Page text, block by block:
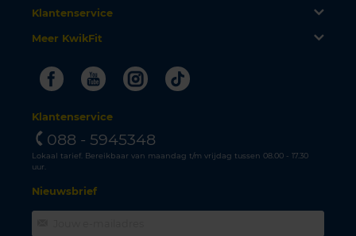
Klantenservice
Meer KwikFit
FacebookYoutubeInstagram
Tiktok
Klantenservice
088 - 5945348
Lokaal tarief. Bereikbaar van maandag t/m vrijdag tussen 08.00 - 17.30
uur.
Nieuwsbrief